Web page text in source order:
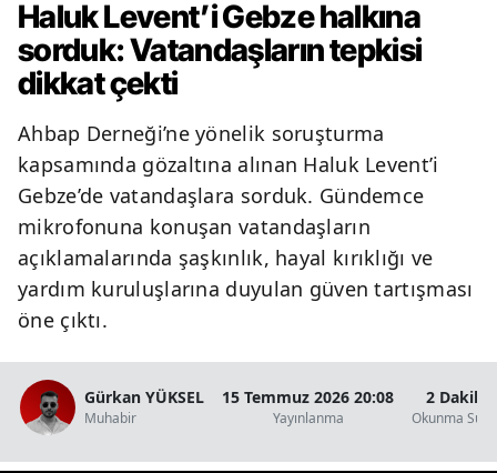
Haluk Levent’i Gebze halkına
sorduk: Vatandaşların tepkisi
dikkat çekti
Ahbap Derneği’ne yönelik soruşturma
kapsamında gözaltına alınan Haluk Levent’i
Gebze’de vatandaşlara sorduk. Gündemce
mikrofonuna konuşan vatandaşların
açıklamalarında şaşkınlık, hayal kırıklığı ve
yardım kuruluşlarına duyulan güven tartışması
öne çıktı.
Gürkan YÜKSEL
Muhabir
15 Temmuz 2026 20:08
Yayınlanma
2 Dakika
Okunma